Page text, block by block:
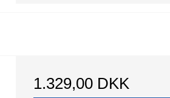
1.329,00 DKK